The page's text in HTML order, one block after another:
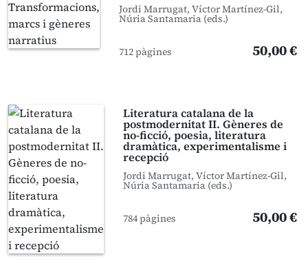
Jordi Marrugat, Víctor Martínez-Gil,
Núria Santamaria (eds.)
712 pàgines 50,00 €
Literatura catalana de la
postmodernitat II. Gèneres de
no-ficció, poesia, literatura
dramàtica, experimentalisme i
recepció
Jordi Marrugat, Víctor Martínez-Gil,
Núria Santamaria (eds.)
784 pàgines 50,00 €